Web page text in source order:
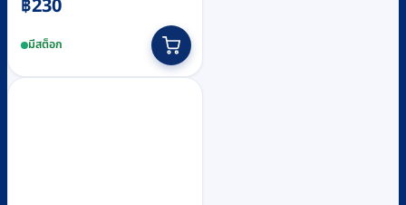
฿230
มีสต็อก